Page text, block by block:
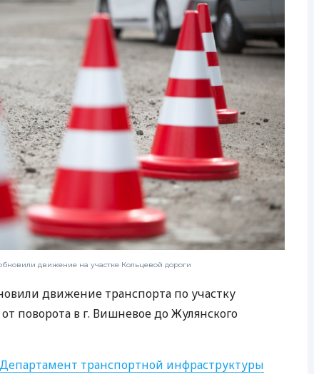
ЕЖЕМЕСЯЧНЫЙ ОБЗОР
КЕШБЭКА
ПУТЕВОДИТЕЛИ ПО
БАНКОВСКИМ КАРТАМ
движение на участке Кольцевой дороги
движение транспорта по участку
поворота в г. Вишневое до Жулянского
Департамент транспортной инфраструктуры